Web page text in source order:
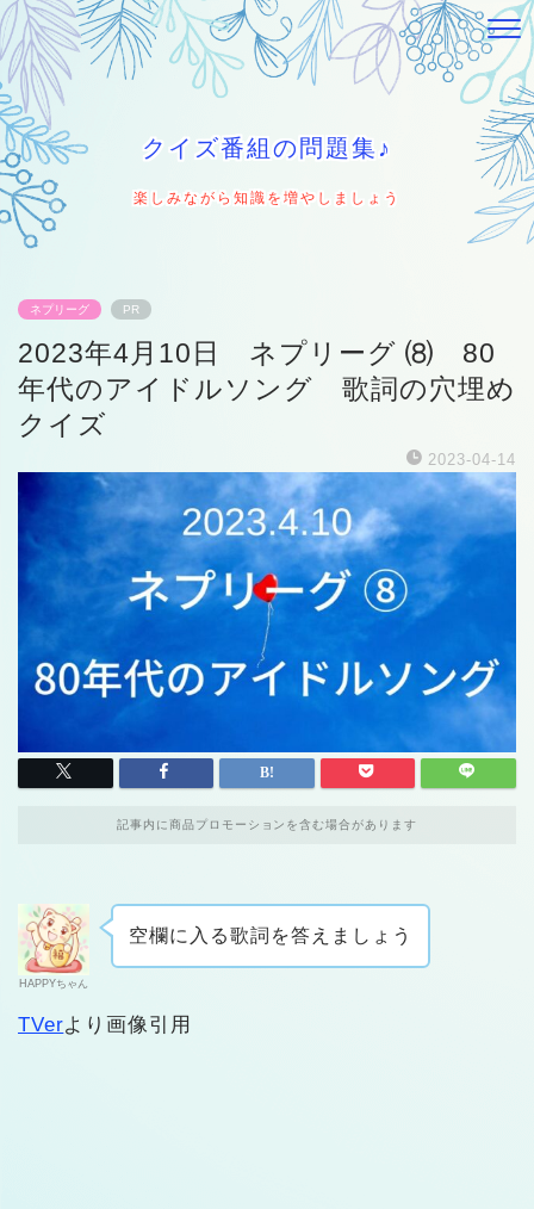
クイズ番組の問題集♪
楽しみながら知識を増やしましょう
ネプリーグ PR
2023年4月10日 ネプリーグ ⑻ 80
年代のアイドルソング 歌詞の穴埋め
クイズ
2023-04-14
記事内に商品プロモーションを含む場合があります
HAPPYちゃん
空欄に入る歌詞を答えましょう
TVerより画像引用